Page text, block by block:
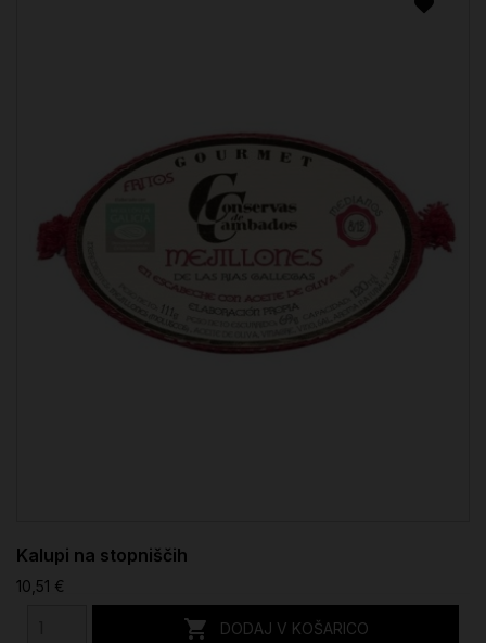
Kalupi na stopniščih
10,51 €
 DODAJ V KOŠARICO